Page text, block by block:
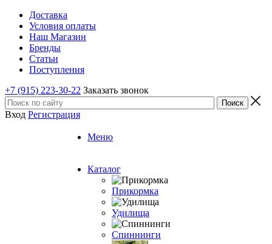
Доставка
Условия оплаты
Наш Магазин
Бренды
Статьи
Поступления
+7 (915) 223-30-22 Заказать звонок
Вход Регистрация
Меню
Каталог
Прикормка
Удилища
Спиннинги